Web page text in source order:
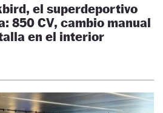
el superdeportivo
850 CV, cambio manual
en el interior